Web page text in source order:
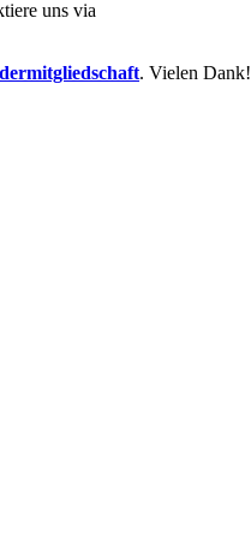
uns via
. Vielen Dank!